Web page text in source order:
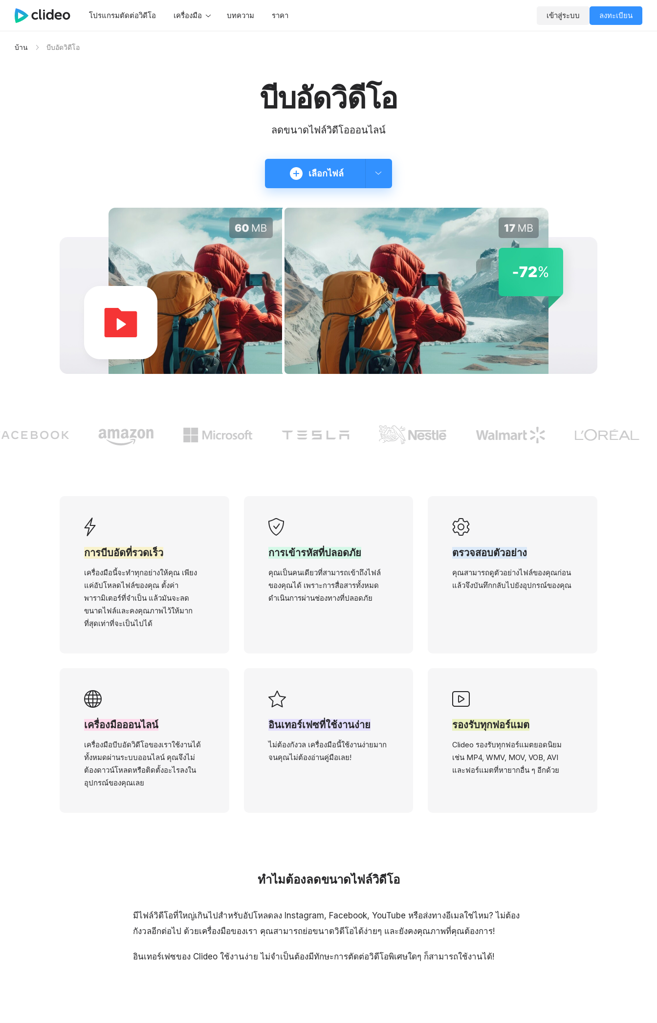
โปรแกรมตัดต่อวิดีโอ เครื่องมือ บทความ ราคา เข้าสู่ระบบ ลงทะเบียน
บ้าน บีบอัดวิดีโอ
บีบอัดวิดีโอ
ลดขนาดไฟล์วิดีโอออนไลน์
เลือกไฟล์
การบีบอัดที่รวดเร็ว
เครื่องมือนี้จะทำทุกอย่างให้คุณ เพียง
แค่อัปโหลดไฟล์ของคุณ ตั้งค่า
พารามิเตอร์ที่จำเป็น แล้วมันจะลด
ขนาดไฟล์และคงคุณภาพไว้ให้มาก
ที่สุดเท่าที่จะเป็นไปได้
การเข้ารหัสที่ปลอดภัย
คุณเป็นคนเดียวที่สามารถเข้าถึงไฟล์
ของคุณได้ เพราะการสื่อสารทั้งหมด
ดำเนินการผ่านช่องทางที่ปลอดภัย
ตรวจสอบตัวอย่าง
คุณสามารถดูตัวอย่างไฟล์ของคุณก่อน
แล้วจึงบันทึกกลับไปยังอุปกรณ์ของคุณ
เครื่องมือออนไลน์
เครื่องมือบีบอัดวิดีโอของเราใช้งานได้
ทั้งหมดผ่านระบบออนไลน์ คุณจึงไม่
ต้องดาวน์โหลดหรือติดตั้งอะไรลงใน
อุปกรณ์ของคุณเลย
อินเทอร์เฟซที่ใช้งานง่าย
ไม่ต้องกังวล เครื่องมือนี้ใช้งานง่ายมาก
จนคุณไม่ต้องอ่านคู่มือเลย!
รองรับทุกฟอร์แมต
Clideo รองรับทุกฟอร์แมตยอดนิยม
เช่น MP4, WMV, MOV, VOB, AVI
และฟอร์แมตที่หายากอื่น ๆ อีกด้วย
ทำไมต้องลดขนาดไฟล์วิดีโอ
มีไฟล์วิดีโอที่ใหญ่เกินไปสำหรับอัปโหลดลง Instagram, Facebook, YouTube หรือส่งทางอีเมลใช่ไหม? ไม่ต้อง
กังวลอีกต่อไป ด้วยเครื่องมือของเรา คุณสามารถย่อขนาดวิดีโอได้ง่ายๆ และยังคงคุณภาพที่คุณต้องการ!
อินเทอร์เฟซของ Clideo ใช้งานง่าย ไม่จำเป็นต้องมีทักษะการตัดต่อวิดีโอพิเศษใดๆ ก็สามารถใช้งานได้!